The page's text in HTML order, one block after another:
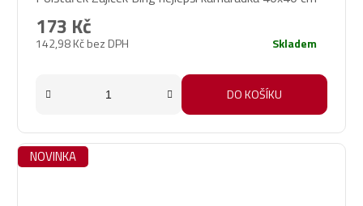
142,98 Kč bez DPH
173 Kč
Skladem
DO KOŠÍKU
NOVINKA